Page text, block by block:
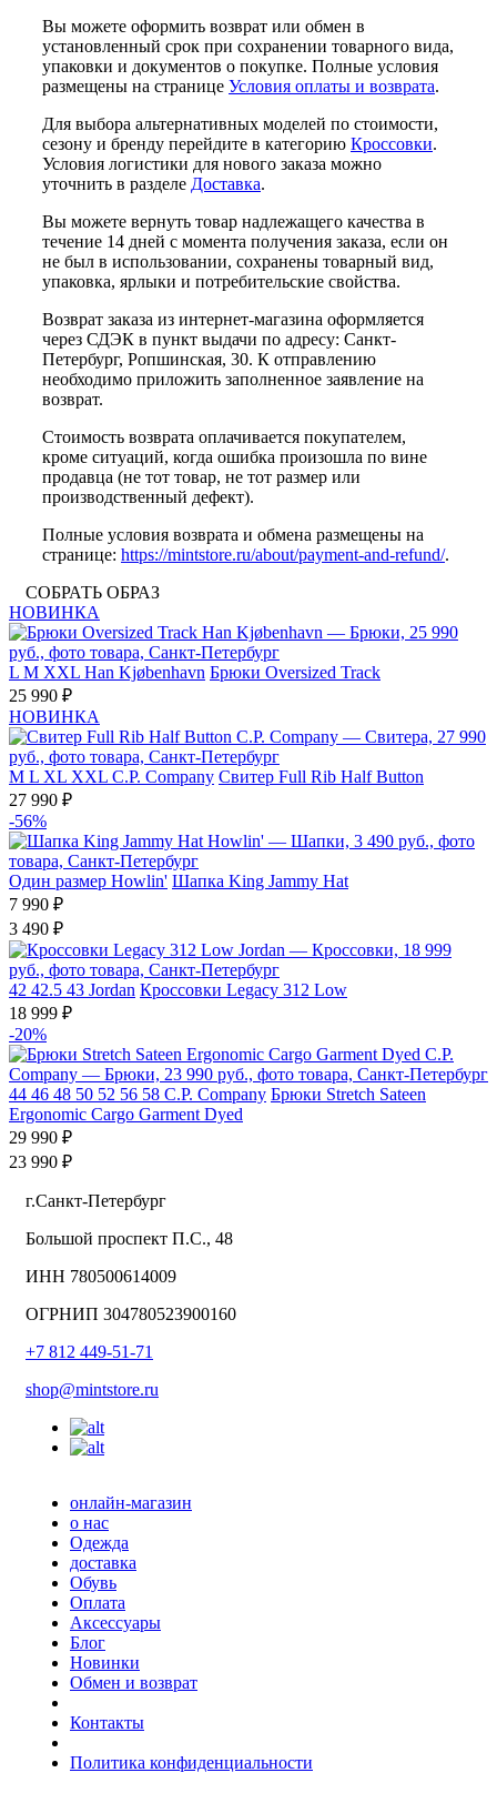
Вы можете оформить возврат или обмен в
установленный срок при сохранении товарного вида,
упаковки и документов о покупке. Полные условия
размещены на странице Условия оплаты и возврата.
Для выбора альтернативных моделей по стоимости,
сезону и бренду перейдите в категорию Кроссовки.
Условия логистики для нового заказа можно
уточнить в разделе Доставка.
Вы можете вернуть товар надлежащего качества в
течение 14 дней с момента получения заказа, если он
не был в использовании, сохранены товарный вид,
упаковка, ярлыки и потребительские свойства.
Возврат заказа из интернет-магазина оформляется
через СДЭК в пункт выдачи по адресу: Санкт-
Петербург, Ропшинская, 30. К отправлению
необходимо приложить заполненное заявление на
возврат.
Стоимость возврата оплачивается покупателем,
кроме ситуаций, когда ошибка произошла по вине
продавца (не тот товар, не тот размер или
производственный дефект).
Полные условия возврата и обмена размещены на
странице: https://mintstore.ru/about/payment-and-refund/.
СОБРАТЬ ОБРАЗ
НОВИНКА
L M XXL Han Kjøbenhavn Брюки Oversized Track
25 990 ₽
НОВИНКА
M L XL XXL C.P. Company Свитер Full Rib Half Button
27 990 ₽
-56%
Один размер Howlin' Шапка King Jammy Hat
7 990 ₽
3 490 ₽
42 42.5 43 Jordan Кроссовки Legacy 312 Low
18 999 ₽
-20%
44 46 48 50 52 56 58 C.P. Company Брюки Stretch Sateen
Ergonomic Cargo Garment Dyed
29 990 ₽
23 990 ₽
г.Санкт-Петербург
Большой проспект П.С., 48
ИНН 780500614009
ОГРНИП 304780523900160
+7 812 449-51-71
shop@mintstore.ru
онлайн-магазин
о нас
Одежда
доставка
Обувь
Оплата
Аксессуары
Блог
Новинки
Обмен и возврат
Контакты
Политика конфиденциальности